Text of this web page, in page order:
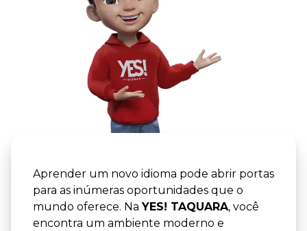
YES! -
Aprender um novo idioma pode abrir portas
para as inúmeras oportunidades que o
mundo oferece. NaYES! TAQUARA, você
encontra um ambiente moderno e